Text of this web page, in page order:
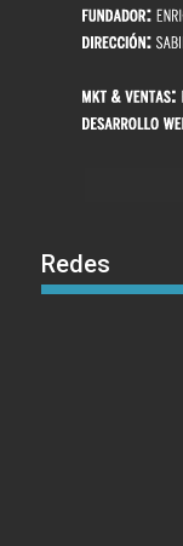
Redes